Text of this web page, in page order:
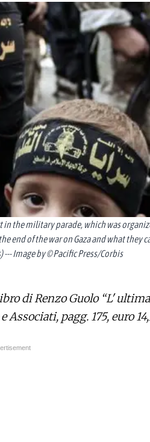
in the military parade, which was
end of the war on Gaza and what they
Image by © Pacific Press/Corbis
di Renzo Guolo “L'
pagg. 175, euro